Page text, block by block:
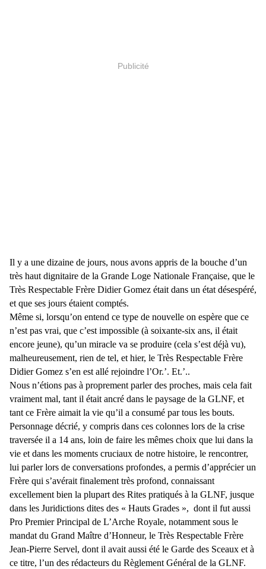
Publicité
Il y a une dizaine de jours, nous avons appris de la bouche d’un
très haut dignitaire de la Grande Loge Nationale Française, que le
Très Respectable Frère Didier Gomez était dans un état désespéré,
et que ses jours étaient comptés.
Même si, lorsqu’on entend ce type de nouvelle on espère que ce
n’est pas vrai, que c’est impossible (à soixante-six ans, il était
encore jeune), qu’un miracle va se produire (cela s’est déjà vu),
malheureusement, rien de tel, et hier, le Très Respectable Frère
Didier Gomez s’en est allé rejoindre l’Or.’. Et.’..
Nous n’étions pas à proprement parler des proches, mais cela fait
vraiment mal, tant il était ancré dans le paysage de la GLNF, et
tant ce Frère aimait la vie qu’il a consumé par tous les bouts.
Personnage décrié, y compris dans ces colonnes lors de la crise
traversée il a 14 ans, loin de faire les mêmes choix que lui dans la
vie et dans les moments cruciaux de notre histoire, le rencontrer,
lui parler lors de conversations profondes, a permis d’apprécier un
Frère qui s’avérait finalement très profond, connaissant
excellement bien la plupart des Rites pratiqués à la GLNF, jusque
dans les Juridictions dites des « Hauts Grades », dont il fut aussi
Pro Premier Principal de L’Arche Royale, notamment sous le
mandat du Grand Maître d’Honneur, le Très Respectable Frère
Jean-Pierre Servel, dont il avait aussi été le Garde des Sceaux et à
ce titre, l’un des rédacteurs du Règlement Général de la GLNF.